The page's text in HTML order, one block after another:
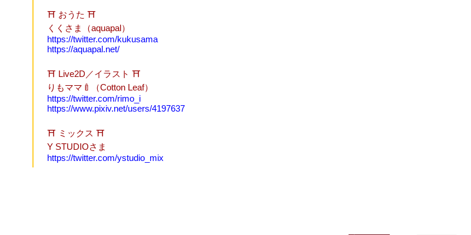
⛩ おうた ⛩
くくさま（aquapal）
https://twitter.com/kukusama
https://aquapal.net/
⛩ Live2D／イラスト ⛩
りもママ🍼（Cotton Leaf）
https://twitter.com/rimo_i
https://www.pixiv.net/users/4197637
⛩ ミックス ⛩
Y STUDIOさま
https://twitter.com/ystudio_mix